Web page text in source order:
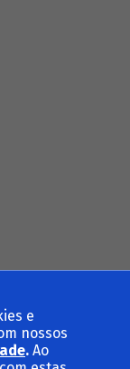
Voltar ao topo
e
nossos
. Ao